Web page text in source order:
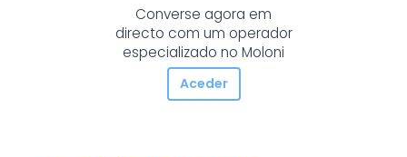
Converse agora em
directo com um operador
especializado no Moloni
Aceder